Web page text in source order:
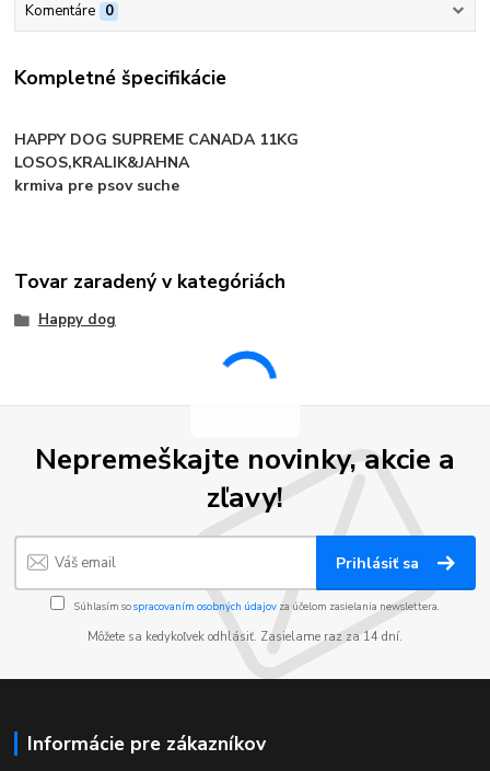
Komentáre 0
Kompletné špecifikácie
HAPPY DOG SUPREME CANADA 11KG
LOSOS,KRALIK&JAHNA
krmiva pre psov suche
Tovar zaradený v kategóriách
Happy dog
Nepremeškajte novinky, akcie a
zľavy!
Prihlásiť sa
Súhlasím sospracovaním osobných údajov za účelom zasielania newslettera.
Môžete sa kedykoľvek odhlásiť. Zasielame raz za 14 dní.
Informácie pre zákazníkov